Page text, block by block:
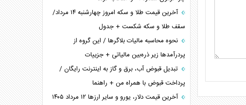
آخرین قیمت طلا و سکه امروز چهارشنبه ۱۴ مرداد/
سقف طلا و سکه شکست + جدول
نحوه محاسبه مالیات بلاگر‌ها / این گروه از
پردرآمد‌ها زیر ذره‌بین مالیاتی + جزییات
تبدیل قبوض آب، برق و گاز به اینترنت رایگان /
پرداخت قبوض با همراه من + راهنما
آخرین قیمت دلار، یورو و سایر ارز‌ها ۱۲ مرداد ۱۴۰۵